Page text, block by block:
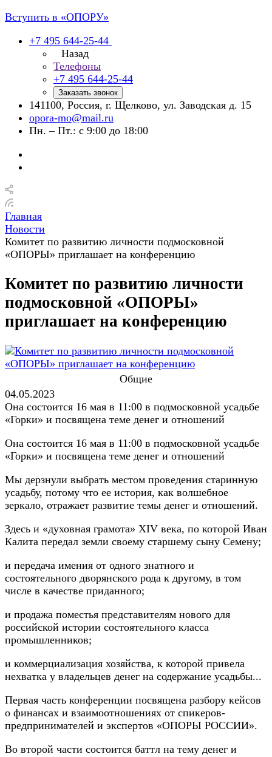
Вступить в «ОПОРУ»
+7 495 644-25-44
Назад
Телефоны
+7 495 644-25-44
Заказать звонок
141100, Россия, г. Щелково, ул. Заводская д. 15
opora-mo@mail.ru
Пн. – Пт.: с 9:00 до 18:00
Главная
Новости
Комитет по развитию личности подмосковной
«ОПОРЫ» приглашает на конференцию
Комитет по развитию личности
подмосковной «ОПОРЫ»
приглашает на конференцию
Общие
04.05.2023
Она состоится 16 мая в 11:00 в подмосковной усадьбе
«Горки» и посвящена теме денег и отношений
Она состоится 16 мая в 11:00 в подмосковной усадьбе
«Горки» и посвящена теме денег и отношений
Мы дерзнули выбрать местом проведения старинную
усадьбу, потому что ее история, как волшебное
зеркало, отражает развитие темы денег и отношений.
Здесь и «духовная грамота» XIV века, по которой Иван
Калита передал земли своему старшему сыну Семену;
и передача имения от одного знатного и
состоятельного дворянского рода к другому, в том
числе в качестве приданного;
и продажа поместья представителям нового для
российской истории состоятельного класса
промышленников;
и коммерциализация хозяйства, к которой привела
нехватка у владельцев денег на содержание усадьбы...
Первая часть конференции посвящена разбору кейсов
о финансах и взаимоотношениях от спикеров-
предпринимателей и экспертов «ОПОРЫ РОССИИ».
Во второй части состоится баттл на тему денег и